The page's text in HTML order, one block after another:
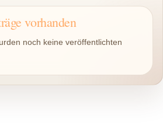
vorhanden
noch keine veröffentlichten